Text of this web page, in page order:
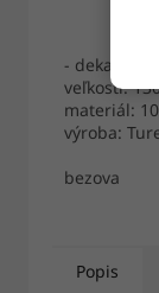
- deka
veľkosti:
materiál:
výroba:
bezova
Popis